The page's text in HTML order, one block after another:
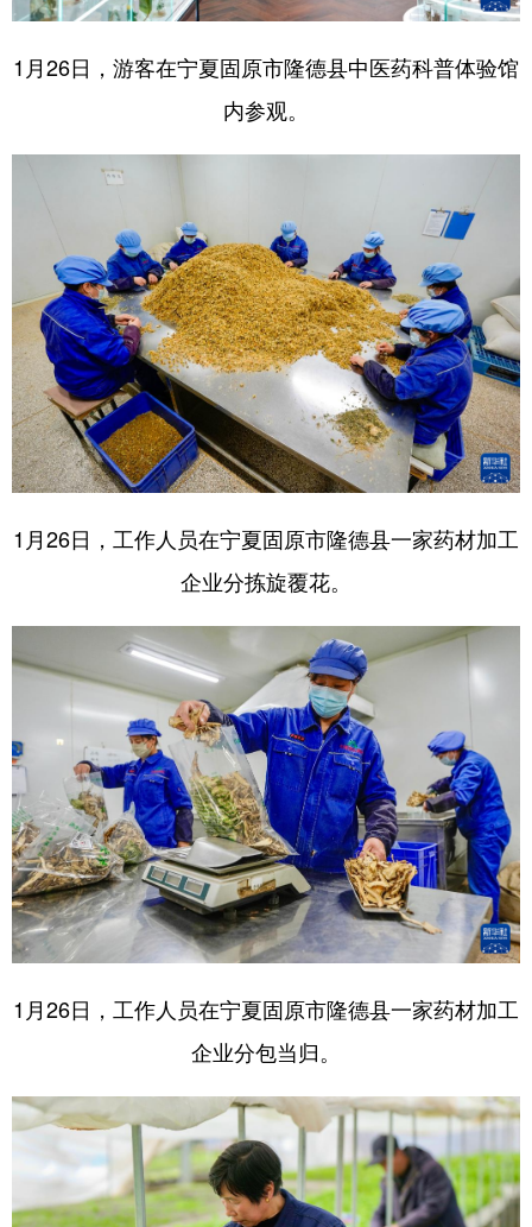
1月26日，游客在宁夏固原市隆德县中医药科普体验馆
内参观。
1月26日，工作人员在宁夏固原市隆德县一家药材加工
企业分拣旋覆花。
1月26日，工作人员在宁夏固原市隆德县一家药材加工
企业分包当归。